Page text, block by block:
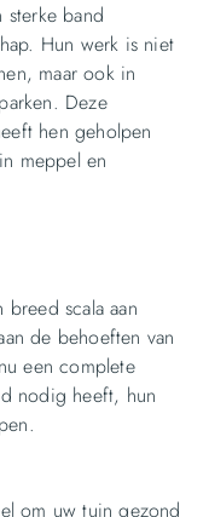
band
Hun werk is niet
maar ook in
Deze
hen geholpen
meppel en
scala aan
de behoeften van
een complete
nodig heeft, hun
om uw tuin gezond